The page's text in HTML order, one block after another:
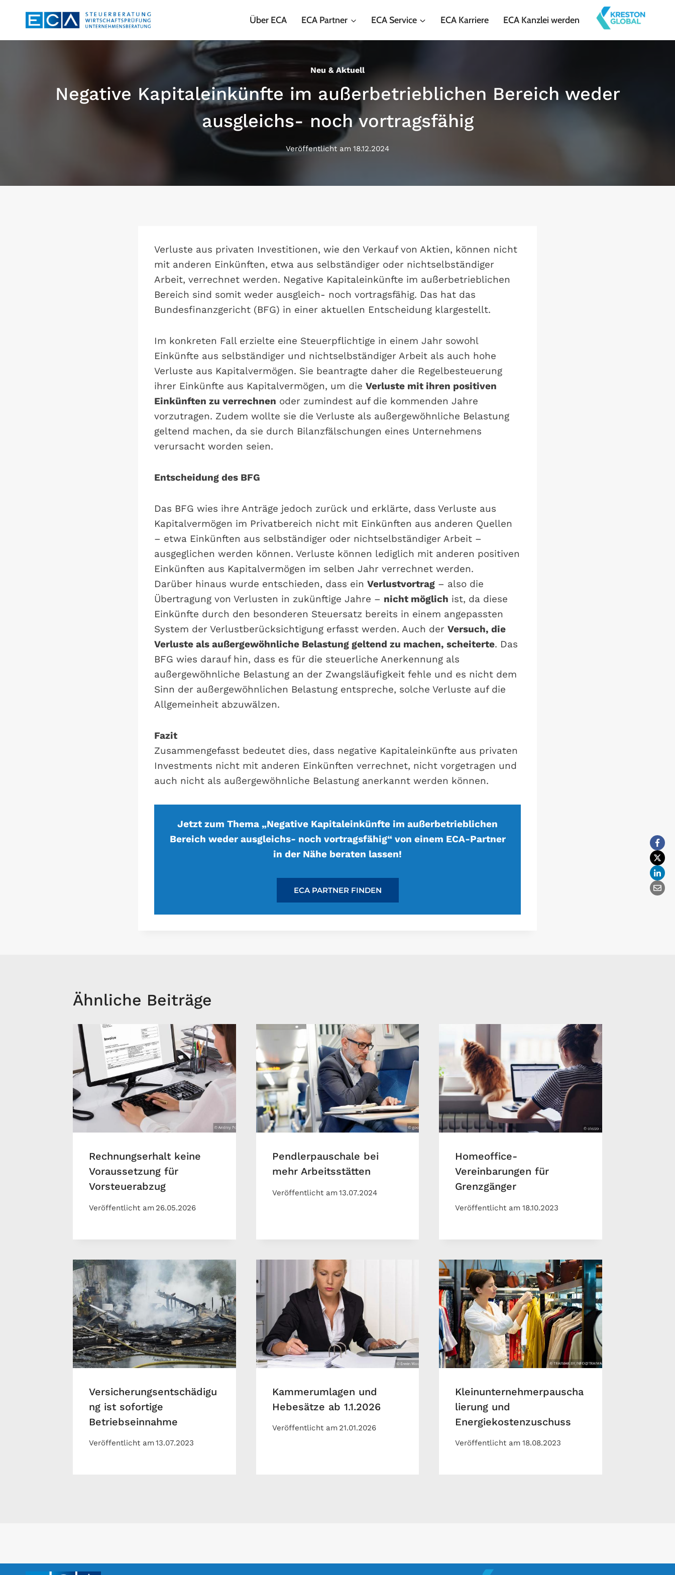
Über ECA ECA Partner ECA Service ECA Karriere ECA Kanzlei werden
Neu & Aktuell
Negative Kapitaleinkünfte im außerbetrieblichen Bereich weder
ausgleichs- noch vortragsfähig
Veröffentlicht am 18.12.2024
Verluste aus privaten Investitionen, wie den Verkauf von Aktien, können nicht
mit anderen Einkünften, etwa aus selbständiger oder nichtselbständiger
Arbeit, verrechnet werden. Negative Kapitaleinkünfte im außerbetrieblichen
Bereich sind somit weder ausgleich- noch vortragsfähig. Das hat das
Bundesfinanzgericht (BFG) in einer aktuellen Entscheidung klargestellt.
Im konkreten Fall erzielte eine Steuerpflichtige in einem Jahr sowohl
Einkünfte aus selbständiger und nichtselbständiger Arbeit als auch hohe
Verluste aus Kapitalvermögen. Sie beantragte daher die Regelbesteuerung
ihrer Einkünfte aus Kapitalvermögen, um die Verluste mit ihren positiven
Einkünften zu verrechnen oder zumindest auf die kommenden Jahre
vorzutragen. Zudem wollte sie die Verluste als außergewöhnliche Belastung
geltend machen, da sie durch Bilanzfälschungen eines Unternehmens
verursacht worden seien.
Entscheidung des BFG
Das BFG wies ihre Anträge jedoch zurück und erklärte, dass Verluste aus
Kapitalvermögen im Privatbereich nicht mit Einkünften aus anderen Quellen
– etwa Einkünften aus selbständiger oder nichtselbständiger Arbeit –
ausgeglichen werden können. Verluste können lediglich mit anderen positiven
Einkünften aus Kapitalvermögen im selben Jahr verrechnet werden.
Darüber hinaus wurde entschieden, dass ein Verlustvortrag – also die
Übertragung von Verlusten in zukünftige Jahre – nicht möglich ist, da diese
Einkünfte durch den besonderen Steuersatz bereits in einem angepassten
System der Verlustberücksichtigung erfasst werden. Auch der Versuch, die
Verluste als außergewöhnliche Belastung geltend zu machen, scheiterte. Das
BFG wies darauf hin, dass es für die steuerliche Anerkennung als
außergewöhnliche Belastung an der Zwangsläufigkeit fehle und es nicht dem
Sinn der außergewöhnlichen Belastung entspreche, solche Verluste auf die
Allgemeinheit abzuwälzen.
Fazit
Zusammengefasst bedeutet dies, dass negative Kapitaleinkünfte aus privaten
Investments nicht mit anderen Einkünften verrechnet, nicht vorgetragen und
auch nicht als außergewöhnliche Belastung anerkannt werden können.
Jetzt zum Thema „Negative Kapitaleinkünfte im außerbetrieblichen
Bereich weder ausgleichs- noch vortragsfähig“ von einem ECA-Partner
in der Nähe beraten lassen!
ECA PARTNER FINDEN
Ähnliche Beiträge
Rechnungserhalt keine
Voraussetzung für
Vorsteuerabzug
Veröffentlicht am 26.05.2026
Pendlerpauschale bei
mehr Arbeitsstätten
Veröffentlicht am13.07.2024
Homeoffice-
Vereinbarungen für
Grenzgänger
Veröffentlicht am 18.10.2023
Versicherungsentschädigu
ng ist sofortige
Betriebseinnahme
Veröffentlicht am13.07.2023
Kammerumlagen und
Hebesätze ab 1.1.2026
Veröffentlicht am 21.01.2026
Kleinunternehmerpauscha
lierung und
Energiekostenzuschuss
Veröffentlicht am 18.08.2023